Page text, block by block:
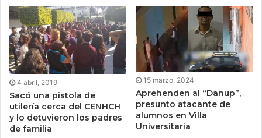
4 abril, 2019
Sacó una pistola de
utilería cerca del CENHCH
y lo detuvieron los padres
de familia
15 marzo, 2024
Aprehenden al “Danup”,
presunto atacante de
alumnos en Villa
Universitaria